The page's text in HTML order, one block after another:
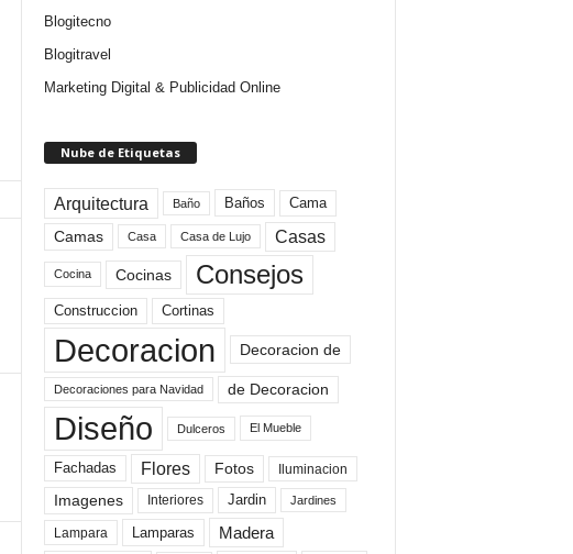
Blogitecno
Blogitravel
Marketing Digital & Publicidad Online
Nube de Etiquetas
Arquitectura Baño Baños Cama
Camas Casa Casa de Lujo Casas
Cocina Cocinas Consejos
Construccion Cortinas
Decoracion Decoracion de
Decoraciones para Navidad de Decoracion
Diseño Dulceros El Mueble
Fachadas Flores Fotos Iluminacion
Imagenes Interiores Jardin Jardines
Lampara Lamparas Madera